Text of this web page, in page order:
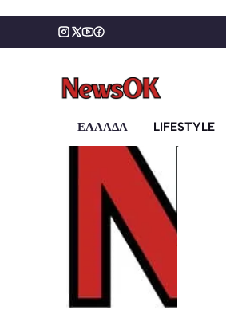
περιεχόμενο
ΕΛΛΑΔΑ LIFESTYLE